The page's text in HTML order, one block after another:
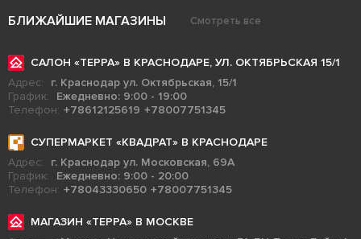
БЛИЖАЙШИЕ МАГАЗИНЫ Смотреть все
САЛОН «ТЕРРА» В КРАСНОДАРЕ, УЛ. ОКТЯБРЬСКАЯ 15/1
Адрес:
г. Краснодар ул. Октябрьская, 15/1
График:
Ежедневно: 9:00 - 19:00
Телефон: +78612125619 +78007751345
СУПЕРМАРКЕТ «КВАДРАТ» В КРАСНОДАРЕ
Адрес:
г. Краснодар ул. Московская, 69А
График:
Ежедневно: 9:00 - 20:00
Телефон: +78043330650 +78007751345
МАГАЗИН «ТЕРРА» В МОСКВЕ